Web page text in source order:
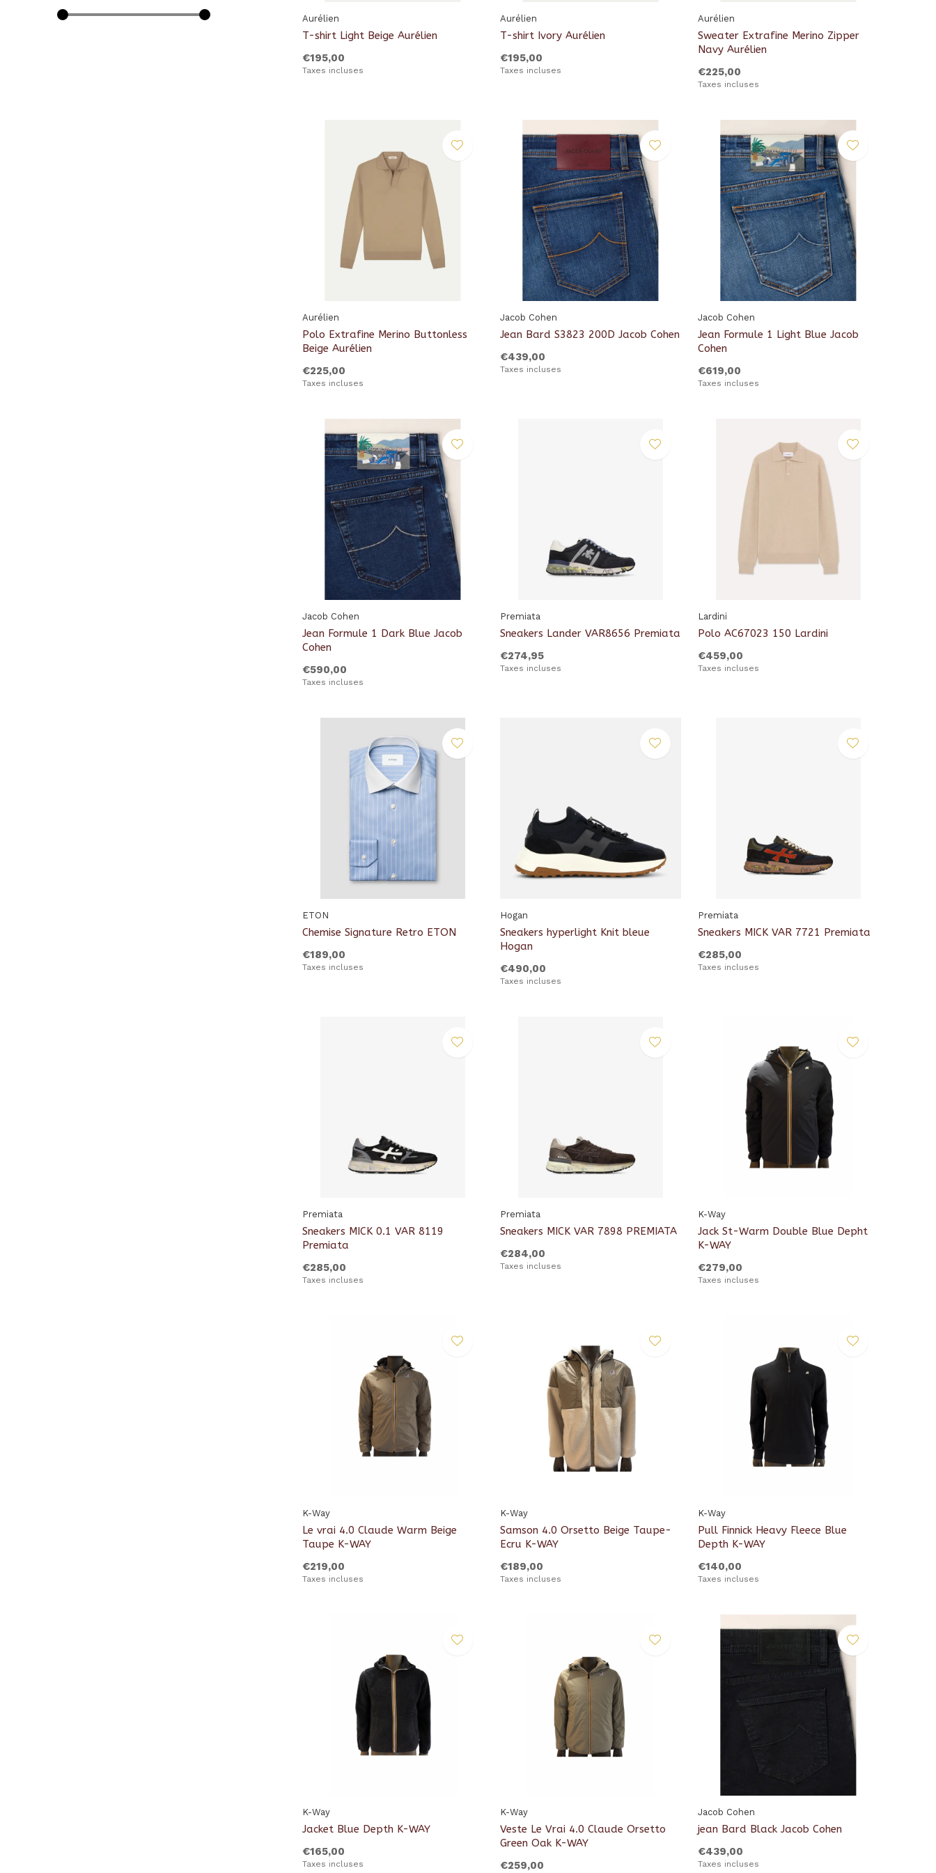
Aurélien
T-shirt Light Beige Aurélien
€195,00
Taxes incluses
Aurélien
T-shirt Ivory Aurélien
€195,00
Taxes incluses
Aurélien
Sweater Extrafine Merino Zipper
Navy Aurélien
€225,00
Taxes incluses
Aurélien
Polo Extrafine Merino Buttonless
Beige Aurélien
€225,00
Taxes incluses
Jacob Cohen
Jean Bard S3823 200D Jacob Cohen
€439,00
Taxes incluses
Jacob Cohen
Jean Formule 1 Light Blue Jacob
Cohen
€619,00
Taxes incluses
Jacob Cohen
Jean Formule 1 Dark Blue Jacob
Cohen
€590,00
Taxes incluses
Premiata
Sneakers Lander VAR8656 Premiata
€274,95
Taxes incluses
Lardini
Polo AC67023 150 Lardini
€459,00
Taxes incluses
ETON
Chemise Signature Retro ETON
€189,00
Taxes incluses
Hogan
Sneakers hyperlight Knit bleue
Hogan
€490,00
Taxes incluses
Premiata
Sneakers MICK VAR 7721 Premiata
€285,00
Taxes incluses
Premiata
Sneakers MICK 0.1 VAR 8119
Premiata
€285,00
Taxes incluses
Premiata
Sneakers MICK VAR 7898 PREMIATA
€284,00
Taxes incluses
K-Way
Jack St-Warm Double Blue Depht
K-WAY
€279,00
Taxes incluses
K-Way
Le vrai 4.0 Claude Warm Beige
Taupe K-WAY
€219,00
Taxes incluses
K-Way
Samson 4.0 Orsetto Beige Taupe-
Ecru K-WAY
€189,00
Taxes incluses
K-Way
Pull Finnick Heavy Fleece Blue
Depth K-WAY
€140,00
Taxes incluses
K-Way
Jacket Blue Depth K-WAY
€165,00
Taxes incluses
K-Way
Veste Le Vrai 4.0 Claude Orsetto
Green Oak K-WAY
€259,00
Jacob Cohen
jean Bard Black Jacob Cohen
€439,00
Taxes incluses